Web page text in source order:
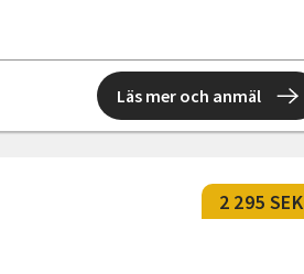
Läs mer och anmäl
2 295 SEK